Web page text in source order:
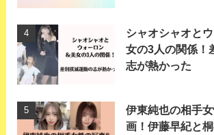
シャオシャオと
女の3人の関係！
志が熱かった
伊東純也の相手
画！伊藤早紀と